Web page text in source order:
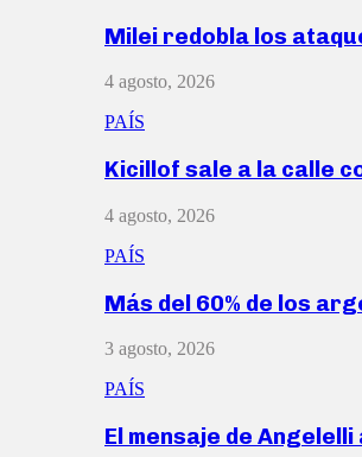
Milei redobla los
4 agosto, 2026
PAÍS
Kicillof sale a la calle
4 agosto, 2026
PAÍS
Más del 60% de los
3 agosto, 2026
PAÍS
El mensaje de